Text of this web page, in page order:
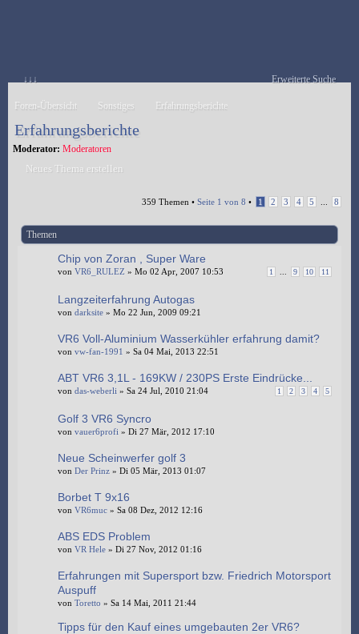
↓↓↓ Erweiterte Suche
Foren-Übersicht Sonstiges Erfahrungsberichte
Erfahrungsberichte
Moderator: Moderatoren
Neues Thema erstellen
359 Themen • Seite 1 von 8 • 1 2 3 4 5 8
Themen
Chip von Zoran , Super Ware
1 9 10 11
von VR6_RULEZ » Mo 02 Apr, 2007 10:53
Langzeiterfahrung Autogas
von darksite » Mo 22 Jun, 2009 09:21
VR6 Voll-Aluminium Wasserkühler erfahrung damit?
von vw-fan-1991 » Sa 04 Mai, 2013 22:51
ABT VR6 3,1L - 169KW / 230PS Erste Eindrücke...
1 2 3 4 5
von das-weberli » Sa 24 Jul, 2010 21:04
Golf 3 VR6 Syncro
von vauer6profi » Di 27 Mär, 2012 17:10
Neue Scheinwerfer golf 3
von Der Prinz » Di 05 Mär, 2013 01:07
Borbet T 9x16
von VR6muc » Sa 08 Dez, 2012 12:16
ABS EDS Problem
von VR Hele » Di 27 Nov, 2012 01:16
Erfahrungen mit Supersport bzw. Friedrich Motorsport
Auspuff
von Toretto » Sa 14 Mai, 2011 21:44
Tipps für den Kauf eines umgebauten 2er VR6?